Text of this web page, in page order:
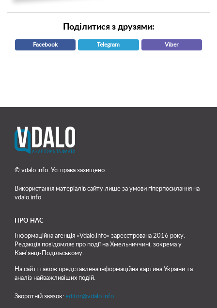
Поділитися з друзями:
Facebook Telegram Viber
© vdalo.info. Усі права захищено.
Використання матеріалів сайту лише за умови гіперпосилання на
vdalo.info
ПРО НАС
Інформаційна агенція «Vdalo.info» зареєстрована 2016 року.
Редакція повідомляє про події на Хмельниччині, зокрема у
Кам'янці-Подільському.
На сайті також представлена інформаційна картина України та
аналіз найважливіших подій.
Зворотній звязок: editor@vdalo.info